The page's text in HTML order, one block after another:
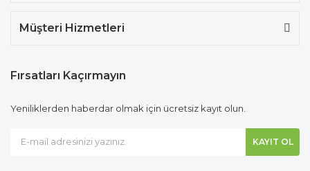
Müşteri Hizmetleri
Fırsatları Kaçırmayın
Yeniliklerden haberdar olmak için ücretsiz kayıt olun.
KAYIT OL